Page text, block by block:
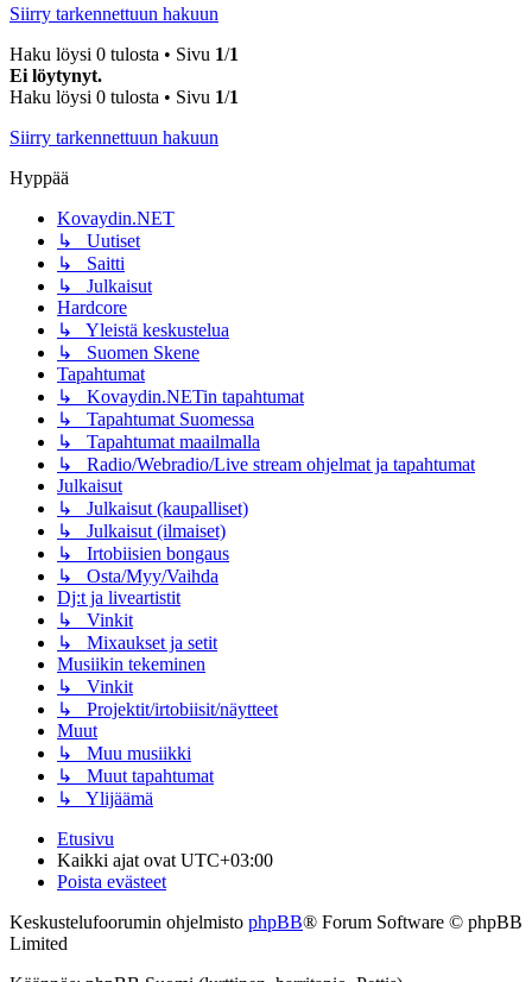
Siirry tarkennettuun hakuun
Haku löysi 0 tulosta • Sivu 1/1
Ei löytynyt.
Haku löysi 0 tulosta • Sivu 1/1
Siirry tarkennettuun hakuun
Hyppää
Kovaydin.NET
↳ Uutiset
↳ Saitti
↳ Julkaisut
Hardcore
↳ Yleistä keskustelua
↳ Suomen Skene
Tapahtumat
↳ Kovaydin.NETin tapahtumat
↳ Tapahtumat Suomessa
↳ Tapahtumat maailmalla
↳ Radio/Webradio/Live stream ohjelmat ja tapahtumat
Julkaisut
↳ Julkaisut (kaupalliset)
↳ Julkaisut (ilmaiset)
↳ Irtobiisien bongaus
↳ Osta/Myy/Vaihda
Dj:t ja liveartistit
↳ Vinkit
↳ Mixaukset ja setit
Musiikin tekeminen
↳ Vinkit
↳ Projektit/irtobiisit/näytteet
Muut
↳ Muu musiikki
↳ Muut tapahtumat
↳ Ylijäämä
Etusivu
Kaikki ajat ovat UTC+03:00
Poista evästeet
Keskustelufoorumin ohjelmisto phpBB® Forum Software © phpBB
Limited